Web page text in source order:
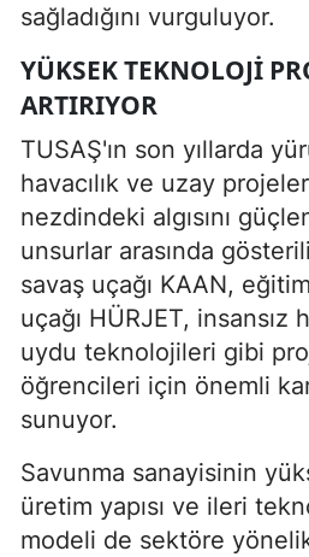
sağladığını vurguluyor.
YÜKSEK TEKNOLOJI
ARTIRIYOR
TUSAŞ'ın son yıllarda
havacılık ve uzay
nezdindeki algısını
unsurlar arasında
savaş uçağı KAAN,
uçağı HÜRJET, insansız
uydu teknolojileri gibi
öğrencileri için önemli
sunuyor.
Savunma sanayisinin
üretim yapısı ve ileri
modeli de sektöre